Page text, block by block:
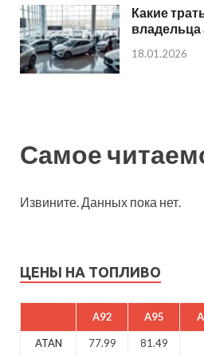
Какие
18.01.2026
Самое
Извините. Данных пока нет.
ЦЕНЫ НА ТОПЛИВО
A92 A95
ATAN 77.99 81.49